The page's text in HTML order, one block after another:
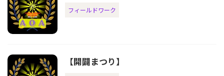
フィールドワーク
【開闢まつり】